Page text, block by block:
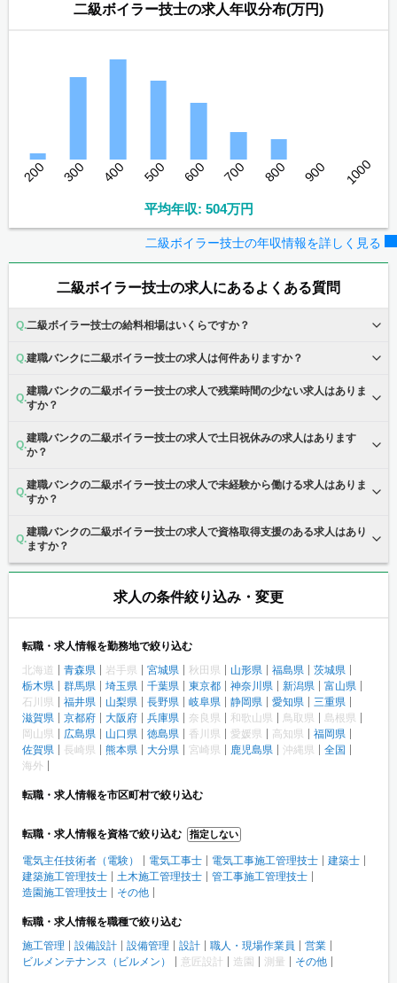
二級ボイラー技士の求人年収分布(万円)
200 300 400 500 600 700 800 900 1000
平均年収: 504万円
二級ボイラー技士の年収情報を詳しく見る
二級ボイラー技士の求人にあるよくある質問
二級ボイラー技士の給料相場はいくらですか？
建職バンクに二級ボイラー技士の求人は何件ありますか？
建職バンクの二級ボイラー技士の求人で残業時間の少ない求人はありま
すか？
建職バンクの二級ボイラー技士の求人で土日祝休みの求人はあります
か？
建職バンクの二級ボイラー技士の求人で未経験から働ける求人はありま
すか？
建職バンクの二級ボイラー技士の求人で資格取得支援のある求人はあり
ますか？
求人の条件絞り込み・変更
転職・求人情報を勤務地で絞り込む
北海道
青森県 岩手県 宮城県 秋田県 山形県 福島県
茨城県
栃木県
群馬県 埼玉県 千葉県 東京都 神奈川県 新潟県
富山県
石川県
福井県 山梨県 長野県 岐阜県 静岡県 愛知県
三重県
滋賀県
京都府 大阪府 兵庫県 奈良県 和歌山県 鳥取県
島根県
岡山県
広島県 山口県 徳島県 香川県 愛媛県 高知県
福岡県
佐賀県
長崎県 熊本県 大分県 宮崎県 鹿児島県 沖縄県
全国
海外
転職・求人情報を市区町村で絞り込む
転職・求人情報を資格で絞り込む 指定しない
電気主任技術者（電験） 電気工事士 電気工事施工管理技士
建築士
建築施工管理技士
土木施工管理技士
管工事施工管理技士
造園施工管理技士
その他
転職・求人情報を職種で絞り込む
施工管理
設備設計 設備管理 設計 職人・現場作業員
営業
ビルメンテナンス（ビルメン）
意匠設計 造園 測量 その他